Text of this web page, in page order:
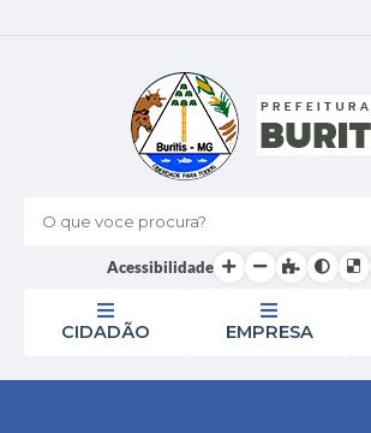
O que voce procura?
Acessibilidade
CIDADÃO EMPRESA